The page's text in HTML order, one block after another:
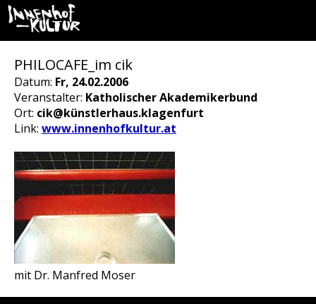
PHILOCAFE_im cik
Datum: Fr, 24.02.2006
Veranstalter: Katholischer Akademikerbund
Ort: cik@künstlerhaus.klagenfurt
Link: www.innenhofkultur.at
mit Dr. Manfred Moser